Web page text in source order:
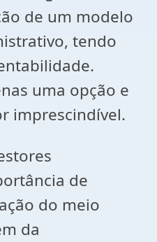
de um modelo
tendo
uma opção e
imprescindível.
de
do meio
da